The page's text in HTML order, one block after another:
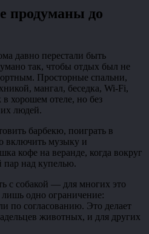
продуманы до
давно перестали быть
так, чтобы отдых был не
Просторные спальни,
мангал, беседка, Wi-Fi,
хорошем отеле, но без
людей.
барбекю, поиграть в
включить музыку и
кофе на веранде, когда вокруг
пар над купелью.
с собакой — для многих это
одно ограничение:
по согласованию. Это делает
животных, и для других